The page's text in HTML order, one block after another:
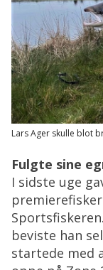
Lars Ager skulle blot
Fulgte sine
I sidste uge
beviste han
startede med